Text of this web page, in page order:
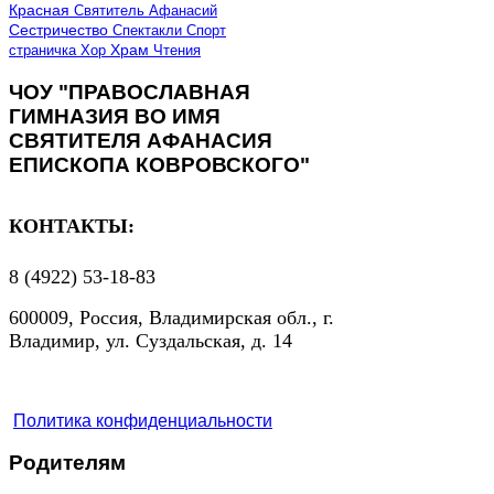
Красная Святитель Афанасий
Сестричество Спектакли Спорт
страничка Хор Храм Чтения
ЧОУ "ПРАВОСЛАВНАЯ
ГИМНАЗИЯ ВО ИМЯ
СВЯТИТЕЛЯ АФАНАСИЯ
ЕПИСКОПА КОВРОВСКОГО"
КОНТАКТЫ:
8 (4922) 53-18-83
600009, Россия, Владимирская обл., г.
Владимир, ул. Суздальская, д. 14
Политика конфиденциальности
Родителям